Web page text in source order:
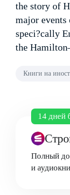
the story of
major events
speci?cally
the
Книги на
14 дней
Полный
и